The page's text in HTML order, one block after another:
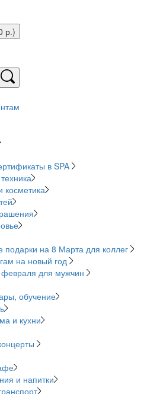
р.)
в SPA
подарки на 8 Марта для коллег
на новый год
для мужчин
обучение
и кухни
и напитки